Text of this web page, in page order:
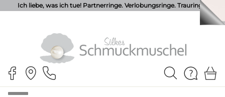
Ich liebe, was ich tue! Partnerringe. Verlobungsringe. Trauringe.